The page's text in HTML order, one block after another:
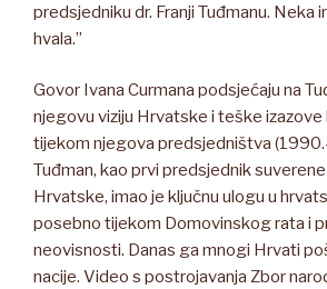
predsjedniku dr. Franji Tuđmanu. Neka
hvala.”
Govor Ivana Curmana podsjećaju na
njegovu viziju Hrvatske i teške
tijekom njegova predsjedništva
Tuđman, kao prvi predsjednik
Hrvatske, imao je ključnu ulogu u
posebno tijekom Domovinskog rata i
neovisnosti. Danas ga mnogi Hrvati
nacije. Video s postrojavanja Zbor